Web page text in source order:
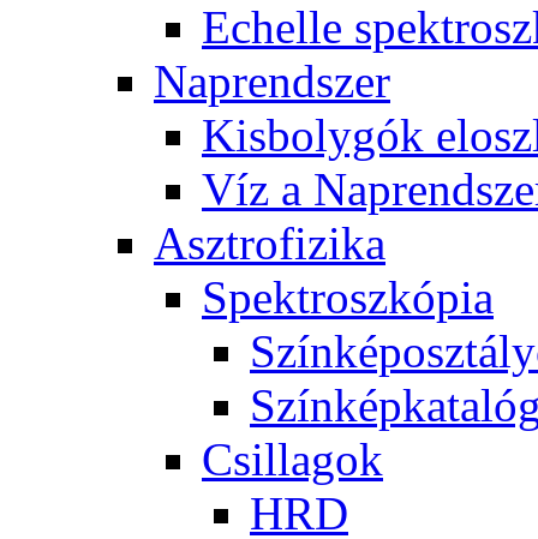
Echel­le
Nap­rend­szer
Kis­boly­gók
Víz a
Aszt­ro­fi­zi­ka
Spekt­rosz­kó­pia
Csil­la­gok
HRD